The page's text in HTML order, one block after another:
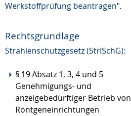
Werkstoffprüfung beantragen".
Rechtsgrundlage
Strahlenschutzgesetz (StrlSchG):
§ 19 Absatz 1, 3, 4 und 5
Genehmigungs- und
anzeigebedürftiger Betrieb von
Röntgeneinrichtungen